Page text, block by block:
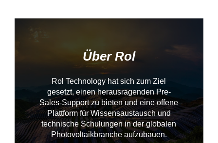
Über Rol
Rol Technology hat sich zum Ziel
gesetzt, einen herausragenden Pre-
Sales-Support zu bieten und eine offene
Plattform für Wissensaustausch und
technische Schulungen in der globalen
Photovoltaikbranche aufzubauen.
--------------占位---------------